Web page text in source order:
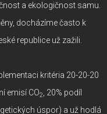
a ekologičnost samu.
docházíme často k
republice už zažili.
kritéria 20-20-20
emisí CO2, 20% podíl
úspor) a už hodlá